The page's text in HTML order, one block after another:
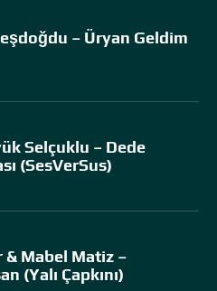
– Üryan Geldim
Selçuklu – Dede
(SesVerSus)
& Mabel Matiz –
(Yalı Çapkını)